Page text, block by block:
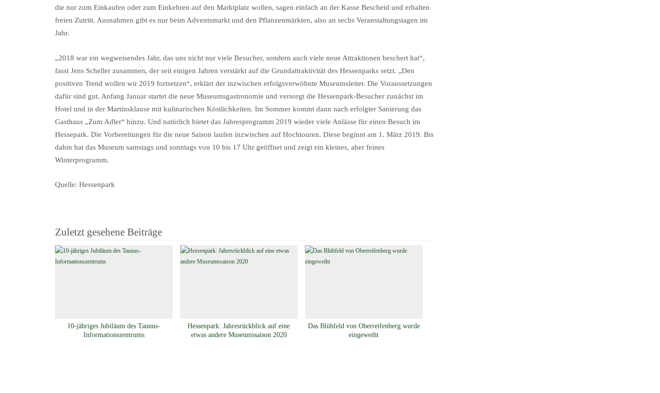
die nur zum Einkaufen oder zum Einkehren auf den Marktplatz wollen, sagen einfach an der Kasse Bescheid und erhalten
freien Zutritt. Ausnahmen gibt es nur beim Adventsmarkt und den Pflanzenmärkten, also an sechs Veranstaltungstagen im
Jahr.
„2018 war ein wegweisendes Jahr, das uns nicht nur viele Besucher, sondern auch viele neue Attraktionen beschert hat“,
fasst Jens Scheller zusammen, der seit einigen Jahren verstärkt auf die Grundattraktivität des Hessenparks setzt. „Den
positiven Trend wollen wir 2019 fortsetzen“, erklärt der inzwischen erfolgsverwöhnte Museumsleiter. Die Voraussetzungen
dafür sind gut. Anfang Januar startet die neue Museumsgastronomie und versorgt die Hessenpark-Besucher zunächst im
Hotel und in der Martinsklause mit kulinarischen Köstlichkeiten. Im Sommer kommt dann nach erfolgter Sanierung das
Gasthaus „Zum Adler“ hinzu. Und natürlich bietet das Jahresprogramm 2019 wieder viele Anlässe für einen Besuch im
Hessepark. Die Vorbereitungen für die neue Saison laufen inzwischen auf Hochtouren. Diese beginnt am 1. März 2019. Bis
dahin hat das Museum samstags und sonntags von 10 bis 17 Uhr geöffnet und zeigt ein kleines, aber feines
Winterprogramm.
Quelle: Hessenpark
Zuletzt gesehene Beiträge
10-jähriges Jubiläum des Taunus-
Informationszentrums
Hessenpark: Jahresrückblick auf eine
etwas andere Museumssaison 2020
Das Blühfeld von Oberreifenberg wurde
eingeweiht